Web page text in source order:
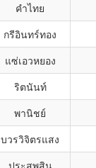
คำไทย
กรีอินทร์ทอง
แซ่เอวหยอง
ริตนันท์
พานิชย์
บวรวิจิตรแสง
ประสพสิน